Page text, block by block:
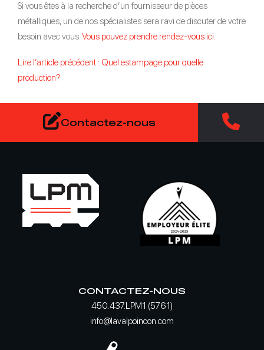
Si vous êtes à la recherche d’un fournisseur de pièces
métalliques, un de nos spécialistes sera ravi de discuter de votre
besoin avec vous.Vous pouvez prendre rendez-vous ici.
Lire l’article précédent : Quel estampage pour quelle
production?
Contactez-nous
CONTACTEZ-NOUS
450.437.LPM1 (5761)
info@lavalpoincon.com